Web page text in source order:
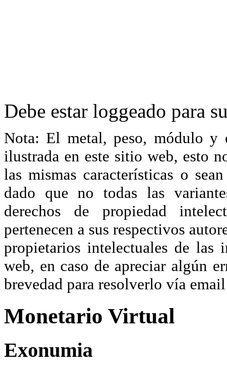
Debe estar loggeado para
Nota: El metal, peso, módulo y
ilustrada en este sitio web, esto
las mismas características o
dado que no todas las
derechos de propiedad
pertenecen a sus respectivos
propietarios intelectuales de las
web, en caso de apreciar algún
brevedad para resolverlo vía
Monetario Virtual
Exonumia